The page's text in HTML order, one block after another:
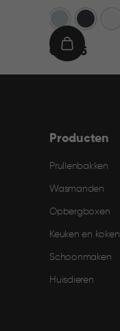
BlauwAntraciet
€€ 21,95
IN
Producten
Prullenbakken
Wasmanden
Opbergboxen
Keuken en koken
Schoonmaken
Huisdieren